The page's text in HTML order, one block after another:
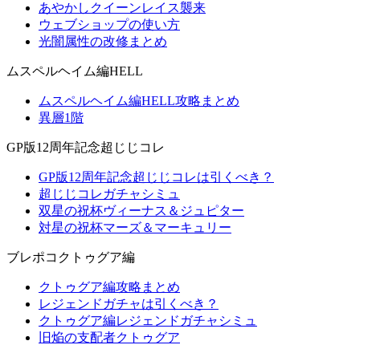
あやかしクイーンレイス襲来
ウェブショップの使い方
光闇属性の改修まとめ
ムスペルヘイム編HELL
ムスペルヘイム編HELL攻略まとめ
異層1階
GP版12周年記念超じじコレ
GP版12周年記念超じじコレは引くべき？
超じじコレガチャシミュ
双星の祝杯ヴィーナス＆ジュピター
対星の祝杯マーズ＆マーキュリー
ブレポコクトゥグア編
クトゥグア編攻略まとめ
レジェンドガチャは引くべき？
クトゥグア編レジェンドガチャシミュ
旧焔の支配者クトゥグア